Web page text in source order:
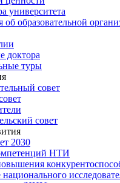
университета
об образовательной
доктора
туры
совет
совет
2030
НТИ
национального